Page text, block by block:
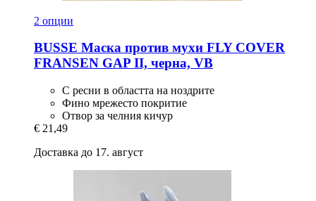
2 опции
BUSSE Маска против мухи FLY COVER
FRANSEN GAP II, черна, VB
С ресни в областта на ноздрите
Фино мрежесто покритие
Отвор за челния кичур
€ 21,49
Доставка до 17. август